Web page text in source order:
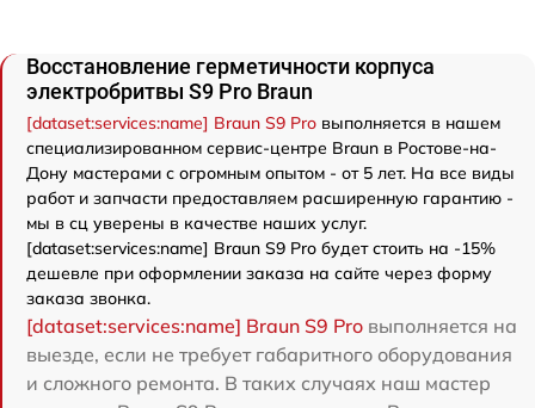
Восстановление герметичности корпуса
электробритвы S9 Pro Braun
[dataset:services:name] Braun S9 Pro выполняется в нашем
специализированном сервис-центре Braun в Ростове-на-
Дону мастерами с огромным опытом - от 5 лет. На все виды
работ и запчасти предоставляем расширенную гарантию -
мы в сц уверены в качестве наших услуг.
[dataset:services:name] Braun S9 Pro будет стоить на -15%
дешевле при оформлении заказа на сайте через форму
заказа звонка.
[dataset:services:name] Braun S9 Pro выполняется на
выезде, если не требует габаритного оборудования
и сложного ремонта. В таких случаях наш мастер